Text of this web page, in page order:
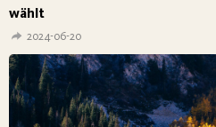
wählt
2024-06-20